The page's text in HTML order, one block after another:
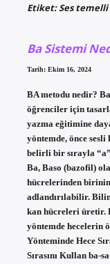
Etiket:Ses temelli
Ba Sistemi
Tarih: Ekim 16, 2024
BA metodu nedir?
öğrenciler için
yazma eğitimine
yöntemde, önce
belirli bir sırayla
Ba, Baso (bazofil)
hücrelerinden
adlandırılabilir.
kan hücreleri üretir.
yöntemde hecelerin
Yönteminde Hece
Sırasını Kullan ba-